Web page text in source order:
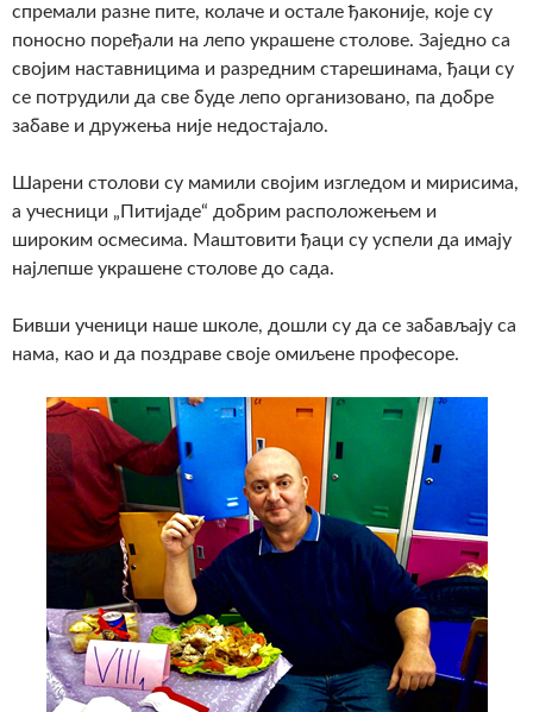
спремали разне пите, колаче и остале ђаконије, које су
поносно поређали на лепо украшене столове. Заједно са
својим наставницима и разредним старешинама, ђаци су
се потрудили да све буде лепо организовано, па добре
забаве и дружења није недостајало.
Шарени столови су мамили својим изгледом и мирисима,
а учесници „Питијаде“ добрим расположењем и
широким осмесима. Маштовити ђаци су успели да имају
најлепше украшене столове до сада.
Бивши ученици наше школе, дошли су да се забављају са
нама, као и да поздраве своје омиљене професоре.